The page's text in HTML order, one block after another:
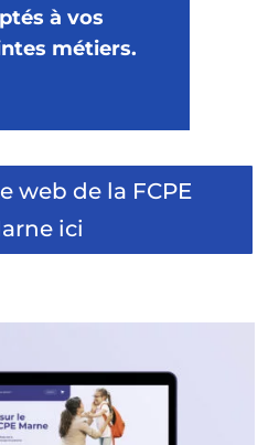
à vos
métiers.
web de la FCPE
ici